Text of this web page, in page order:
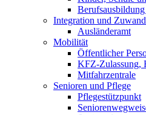
Integration und
Ausländeramt
Mobilität
Öffentlicher
KFZ-Zulassung,
Mitfahrzentrale
Senioren und Pflege
Pflegestützpunkt